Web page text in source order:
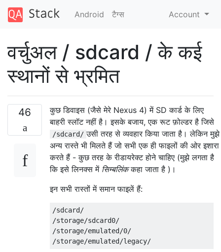
Android टैग्‍स Account
वर्चुअल / sdcard / के कई
स्थानों से भ्रमित
46
कुछ डिवाइस (जैसे मेरे Nexus 4) में SD कार्ड के लिए
बाहरी स्लॉट नहीं है। इसके बजाय, एक रूट फ़ोल्डर है जिसे
/sdcard/ उसी तरह से व्यवहार किया जाता है। लेकिन मुझे
अन्य रास्ते भी मिलते हैं जो सभी एक ही फाइलों की ओर इशारा
करते हैं - कुछ तरह के रीडायरेक्ट होने चाहिए (मुझे लगता है
कि इसे लिनक्स में सिम्बलिंककहा जाता है )।
इन सभी रास्तों में समान फाइलें हैं:
/sdcard/
/storage/sdcard0/
/storage/emulated/0/